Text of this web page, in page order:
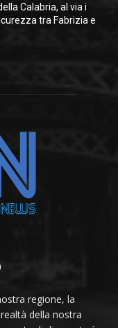
Calabria, al via i
tra Fabrizia e
regione, la
della nostra